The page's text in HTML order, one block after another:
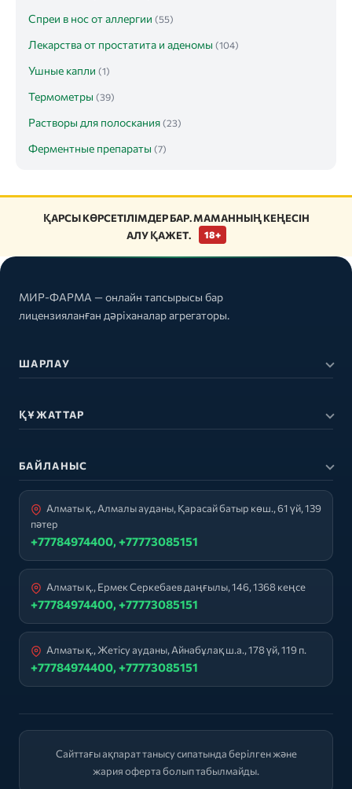
Спреи в нос от аллергии (55)
Лекарства от простатита и аденомы (104)
Ушные капли (1)
Термометры (39)
Растворы для полоскания (23)
Ферментные препараты (7)
ҚАРСЫ КӨРСЕТІЛІМДЕР БАР. МАМАННЫҢ КЕҢЕСІН
АЛУ ҚАЖЕТ.
18+
МИР-ФАРМА — онлайн тапсырысы бар
лицензияланған дәріханалар агрегаторы.
ШАРЛАУ
ҚҰЖАТТАР
БАЙЛАНЫС
Алматы қ., Алмалы ауданы, Қарасай батыр көш., 61 үй, 139
пәтер
+77784974400, +77773085151
Алматы қ., Ермек Серкебаев даңғылы, 146, 1368 кеңсе
+77784974400, +77773085151
Алматы қ., Жетісу ауданы, Айнабұлақ ш.а., 178 үй, 119 п.
+77784974400, +77773085151
Сайттағы ақпарат танысу сипатында берілген және
жария оферта болып табылмайды.